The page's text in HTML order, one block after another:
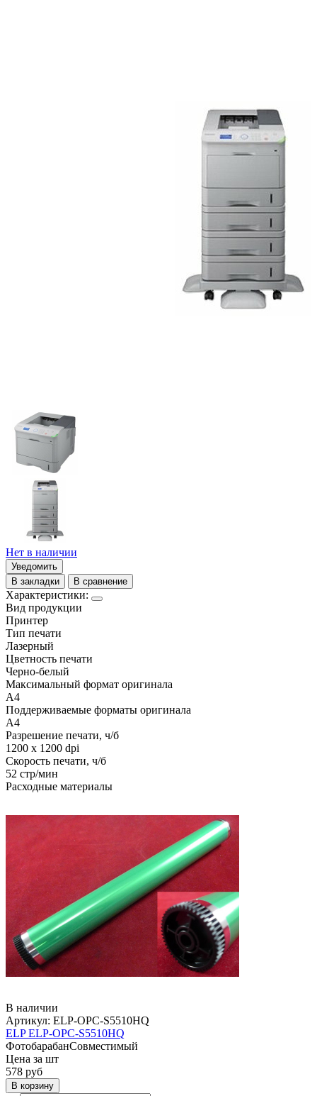
Нет в наличии
Уведомить
В закладки
В сравнение
Характеристики:
Вид продукции
Принтер
Тип печати
Лазерный
Цветность печати
Черно-белый
Максимальный формат оригинала
A4
Поддерживаемые форматы оригинала
A4
Разрешение печати, ч/б
1200 x 1200 dpi
Скорость печати, ч/б
52 стр/мин
Расходные материалы
В наличии
Артикул: ELP-OPC-S5510HQ
ELP ELP-OPC-S5510HQ
ФотобарабанСовместимый
Цена за шт
578 руб
В корзину